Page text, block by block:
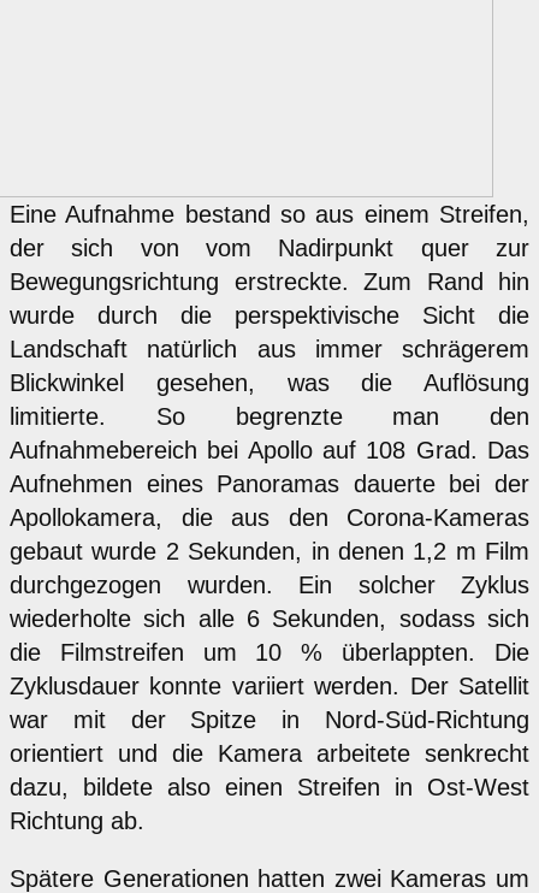
Eine Aufnahme bestand so aus einem Streifen,
der sich von vom Nadirpunkt quer zur
Bewegungsrichtung erstreckte. Zum Rand hin
wurde durch die perspektivische Sicht die
Landschaft natürlich aus immer schrägerem
Blickwinkel gesehen, was die Auflösung
limitierte. So begrenzte man den
Aufnahmebereich bei Apollo auf 108 Grad. Das
Aufnehmen eines Panoramas dauerte bei der
Apollokamera, die aus den Corona-Kameras
gebaut wurde 2 Sekunden, in denen 1,2 m Film
durchgezogen wurden. Ein solcher Zyklus
wiederholte sich alle 6 Sekunden, sodass sich
die Filmstreifen um 10 % überlappten. Die
Zyklusdauer konnte variiert werden. Der Satellit
war mit der Spitze in Nord-Süd-Richtung
orientiert und die Kamera arbeitete senkrecht
dazu, bildete also einen Streifen in Ost-West
Richtung ab.
Spätere Generationen hatten zwei Kameras um